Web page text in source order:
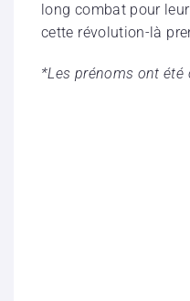
long combat pour
cette révolution-là
*Les prénoms ont été